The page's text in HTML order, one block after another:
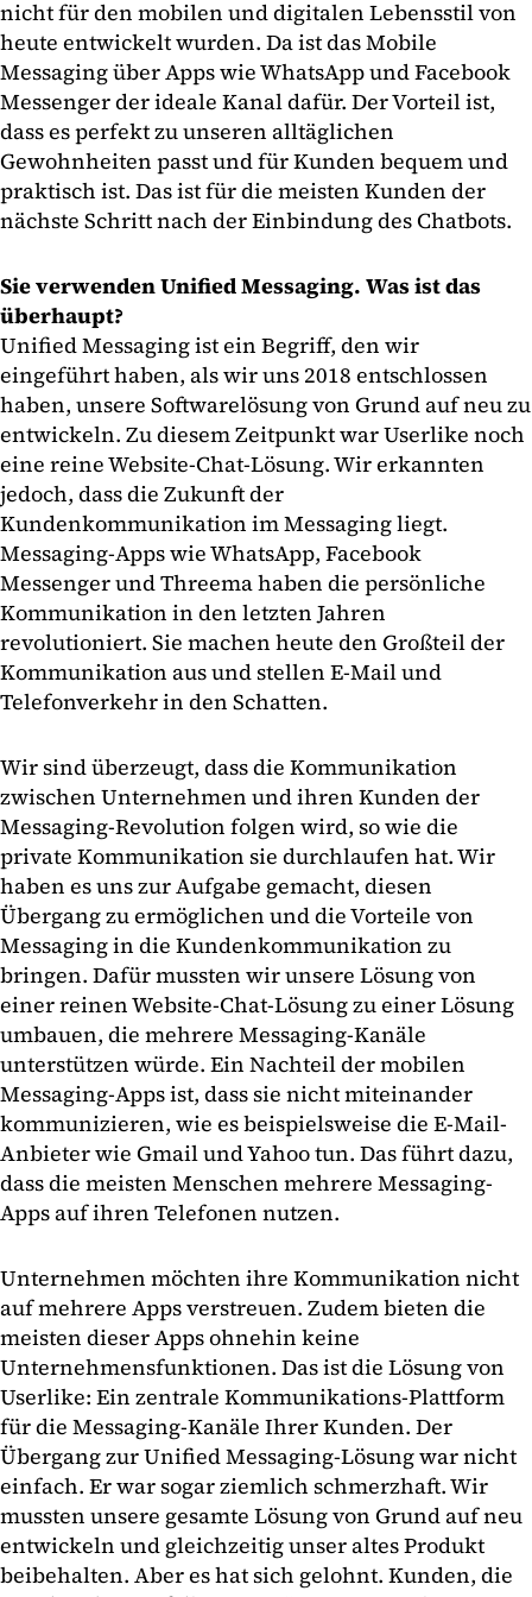
nicht für den mobilen und digitalen Lebensstil von
heute entwickelt wurden. Da ist das Mobile
Messaging über Apps wie WhatsApp und Facebook
Messenger der ideale Kanal dafür. Der Vorteil ist,
dass es perfekt zu unseren alltäglichen
Gewohnheiten passt und für Kunden bequem und
praktisch ist. Das ist für die meisten Kunden der
nächste Schritt nach der Einbindung des Chatbots.
Sie verwenden Unified Messaging. Was ist das
überhaupt?
Unified Messaging ist ein Begriff, den wir
eingeführt haben, als wir uns 2018 entschlossen
haben, unsere Softwarelösung von Grund auf neu zu
entwickeln. Zu diesem Zeitpunkt war Userlike noch
eine reine Website-Chat-Lösung. Wir erkannten
jedoch, dass die Zukunft der
Kundenkommunikation im Messaging liegt.
Messaging-Apps wie WhatsApp, Facebook
Messenger und Threema haben die persönliche
Kommunikation in den letzten Jahren
revolutioniert. Sie machen heute den Großteil der
Kommunikation aus und stellen E-Mail und
Telefonverkehr in den Schatten.
Wir sind überzeugt, dass die Kommunikation
zwischen Unternehmen und ihren Kunden der
Messaging-Revolution folgen wird, so wie die
private Kommunikation sie durchlaufen hat. Wir
haben es uns zur Aufgabe gemacht, diesen
Übergang zu ermöglichen und die Vorteile von
Messaging in die Kundenkommunikation zu
bringen. Dafür mussten wir unsere Lösung von
einer reinen Website-Chat-Lösung zu einer Lösung
umbauen, die mehrere Messaging-Kanäle
unterstützen würde. Ein Nachteil der mobilen
Messaging-Apps ist, dass sie nicht miteinander
kommunizieren, wie es beispielsweise die E-Mail-
Anbieter wie Gmail und Yahoo tun. Das führt dazu,
dass die meisten Menschen mehrere Messaging-
Apps auf ihren Telefonen nutzen.
Unternehmen möchten ihre Kommunikation nicht
auf mehrere Apps verstreuen. Zudem bieten die
meisten dieser Apps ohnehin keine
Unternehmensfunktionen. Das ist die Lösung von
Userlike: Ein zentrale Kommunikations-Plattform
für die Messaging-Kanäle Ihrer Kunden. Der
Übergang zur Unified Messaging-Lösung war nicht
einfach. Er war sogar ziemlich schmerzhaft. Wir
mussten unsere gesamte Lösung von Grund auf neu
entwickeln und gleichzeitig unser altes Produkt
beibehalten. Aber es hat sich gelohnt. Kunden, die